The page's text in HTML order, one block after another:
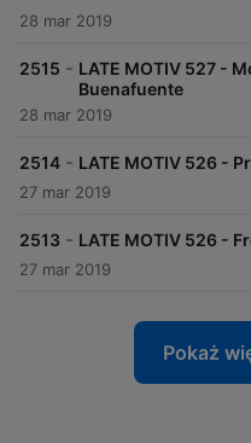
28 mar 2019
2515 - LATE MOTIV 527 -
Buenafuente
28 mar 2019
2514 - LATE MOTIV 526 -
27 mar 2019
2513 - LATE MOTIV 526 -
27 mar 2019
Pokaż